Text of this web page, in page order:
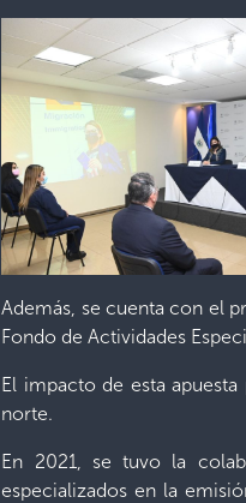
Además, se cuenta con el
Fondo de Actividades
El impacto de esta
norte.
En 2021, se tuvo la
especializados en la